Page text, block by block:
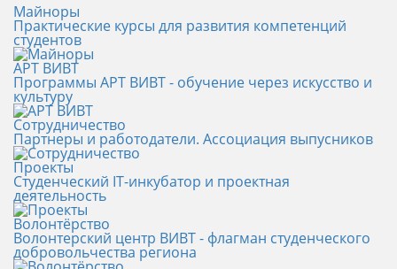
Майноры
Практические курсы для развития компетенций
студентов
АРТ ВИВТ
Программы АРТ ВИВТ - обучение через искусство и
культуру
Сотрудничество
Партнеры и работодатели. Ассоциация выпусников
Проекты
Студенческий IT-инкубатор и проектная
деятельность
Волонтёрство
Волонтерский центр ВИВТ - флагман студенческого
добровольчества региона